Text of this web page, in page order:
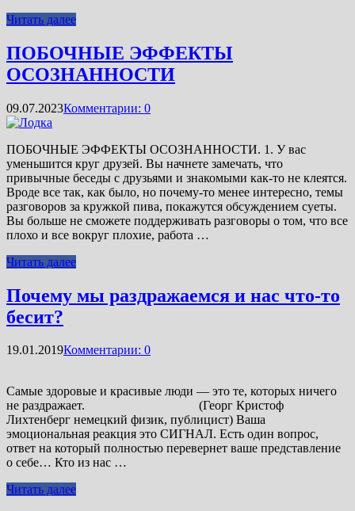
Читать далее
ПОБОЧНЫЕ ЭФФЕКТЫ
ОСОЗНАННОСТИ
09.07.2023Комментарии: 0
ПОБОЧНЫЕ ЭФФЕКТЫ ОСОЗНАННОСТИ. 1. У вас
уменьшится круг друзей. Вы начнете замечать, что
привычные беседы с друзьями и знакомыми как-то не клеятся.
Вроде все так, как было, но почему-то менее интересно, темы
разговоров за кружкой пива, покажутся обсуждением суеты.
Вы больше не сможете поддерживать разговоры о том, что все
плохо и все вокруг плохие, работа …
Читать далее
Почему мы раздражаемся и нас что-то
бесит?
19.01.2019Комментарии: 0
Самые здоровые и красивые люди — это те, которых ничего
не раздражает. (Георг Кристоф
Лихтенберг немецкий физик, публицист) Ваша
эмоциональная реакция это СИГНАЛ. Есть один вопрос,
ответ на который полностью перевернет ваше представление
о себе… Кто из нас …
Читать далее